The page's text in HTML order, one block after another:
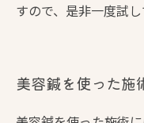
すので、是非一度試
美容鍼を使った施